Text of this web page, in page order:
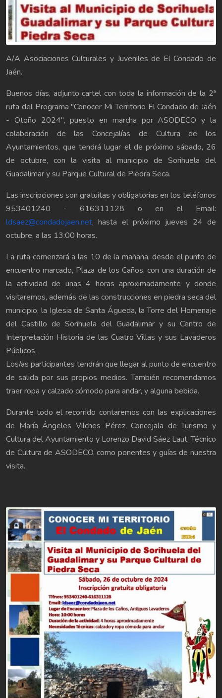
A/A Asociaciones Culturales y Juveniles de El Condado de
Jaén.
Buenos días, adjunto cartel con toda la información de la 2ª
ruta del Programa "Conocer Mi Territorio El Condado de Jaén
- Otoño 2024", puesto en marcha por ASODECO y la
colaboración de las Concejalías de Cultura de los
Ayuntamientos, que tendrá lugar el de próximo sábado, 26
de octubre, con la visita al municipio de Sorihuela del
Guadalimar y su Parque Cultural de Piedra Seca.
Las inscripciones son gratuitas y obligatorias en los teléfonos
953401240 - 616311128 o en el Email:
ldsaez@condadojaen.net, hasta el próximo jueves 24 de
octubre, a las 13:00 horas.
La ruta comenzará a las 10 de la mañana, desde el punto de
encuentro marcado, Plaza de los Caños, con una duración de
la actividad de unas 4 horas aproximadamente y donde
visitaremos, además de las construcciones en piedra seca del
municipio, la Iglesia de Santa Águeda, la Torre del Homenaje
del Castillo de Sorihuela del Guadalimar y su Centro de
Interpretación Historia de las Cuatro Villas y sus Lavaderos
Públicos.
Los/as participantes tendrán que llegar al punto de encuentro
de salida por sus propios medios. También recomendamos
traer ropa y calzado cómodo para andar, y alguna bebida.
Durante todo el recorrido contaremos con las explicaciones
de María Ángeles Vilches Pérez, Concejala de Turismo y
Cultura del Ayuntamiento y Lorenzo David Sáez Laut, Técnico
de Cultura de ASODECO, como ponentes y guías de nuestra
visita.